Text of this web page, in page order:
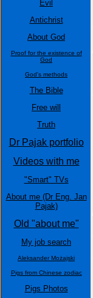
Evil
Antichrist
About God
Proof for the existence of
God
God's methods
The Bible
Free will
Truth
Dr Pajak portfolio
Videos with me
"Smart" TVs
About me (Dr Eng. Jan
Pajak)
Old "about me"
My job search
Aleksander Możajski
Pigs from Chinese zodiac
Pigs Photos